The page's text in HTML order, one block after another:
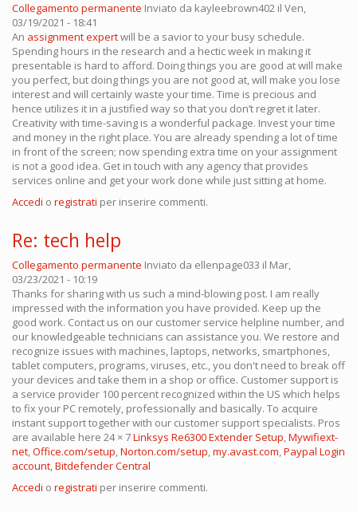
Collegamento permanente Inviato da kayleebrown402 il Ven,
03/19/2021 - 18:41
An assignment expertwill be a savior to your busy schedule.
Spending hours in the research and a hectic week in making it
presentable is hard to afford. Doing things you are good at will make
you perfect, but doing things you are not good at, will make you lose
interest and will certainly waste your time. Time is precious and
hence utilizes it in a justified way so that you don’t regret it later.
Creativity with time-saving is a wonderful package. Invest your time
and money in the right place. You are already spending a lot of time
in front of the screen; now spending extra time on your assignment
is not a good idea. Get in touch with any agency that provides
services online and get your work done while just sitting at home.
Accedi o registrati per inserire commenti.
Re: tech help
Collegamento permanente Inviato da ellenpage033 il Mar,
03/23/2021 - 10:19
Thanks for sharing with us such a mind-blowing post. I am really
impressed with the information you have provided. Keep up the
good work. Contact us on our customer service helpline number, and
our knowledgeable technicians can assistance you. We restore and
recognize issues with machines, laptops, networks, smartphones,
tablet computers, programs, viruses, etc., you don't need to break off
your devices and take them in a shop or office. Customer support is
a service provider 100 percent recognized within the US which helps
to fix your PC remotely, professionally and basically. To acquire
instant support together with our customer support specialists. Pros
are available here 24 × 7Linksys Re6300 Extender Setup,Mywifiext-
net,Office.com/setup,Norton.com/setup,my.avast.com,Paypal Login
account,Bitdefender Central
Accedi o registrati per inserire commenti.